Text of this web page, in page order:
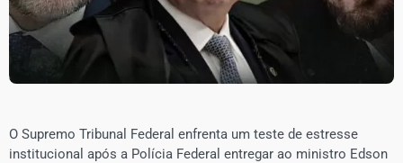
O Supremo Tribunal Federal enfrenta um teste de estresse
institucional após a Polícia Federal entregar ao ministro Edson